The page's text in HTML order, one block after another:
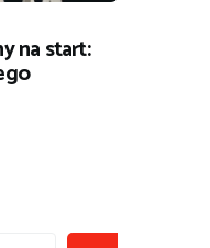
na start: